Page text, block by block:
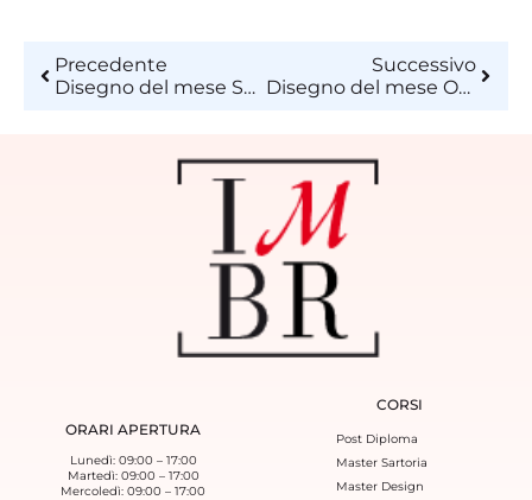
Precedente
Disegno del mese Settembre 2018
Successivo
Disegno del mese Ottobre 2018
ORARI APERTURA
Lunedì: 09:00 – 17:00
Martedì: 09:00 – 17:00
Mercoledì: 09:00 – 17:00
CORSI
Post Diploma
Master Sartoria
Master Design